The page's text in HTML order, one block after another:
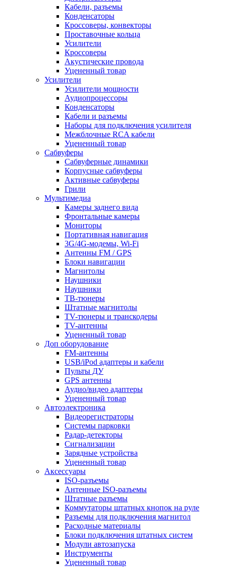
Кабели, разъемы
Конденсаторы
Кроссоверы, конвекторы
Проставочные кольца
Усилители
Кроссоверы
Акустические провода
Уцененный товар
Усилители
Усилители мощности
Аудиопроцессоры
Конденсаторы
Кабели и разъемы
Наборы для подключения усилителя
Межблочные RCA кабели
Уцененный товар
Сабвуферы
Сабвуферные динамики
Корпусные сабвуферы
Активные сабвуферы
Грили
Мультимедиа
Камеры заднего вида
Фронтальные камеры
Мониторы
Портативная навигация
3G/4G-модемы, Wi-Fi
Антенны FM / GPS
Блоки навигации
Магнитолы
Наушники
Наушники
ТВ-тюнеры
Штатные магнитолы
TV-тюнеры и транскодеры
TV-антенны
Уцененный товар
Доп оборудование
FM-антенны
USB/iPod адаптеры и кабели
Пульты ДУ
GPS антенны
Аудио/видео адаптеры
Уцененный товар
Автоэлектроника
Видеорегистраторы
Системы парковки
Радар-детекторы
Сигнализации
Зарядные устройства
Уцененный товар
Аксессуары
ISO-разъемы
Антенные ISO-разъемы
Штатные разъемы
Коммутаторы штатных кнопок на руле
Разъемы для подключения магнитол
Расходные материалы
Блоки подключения штатных систем
Модули автозапуска
Инструменты
Уцененный товар